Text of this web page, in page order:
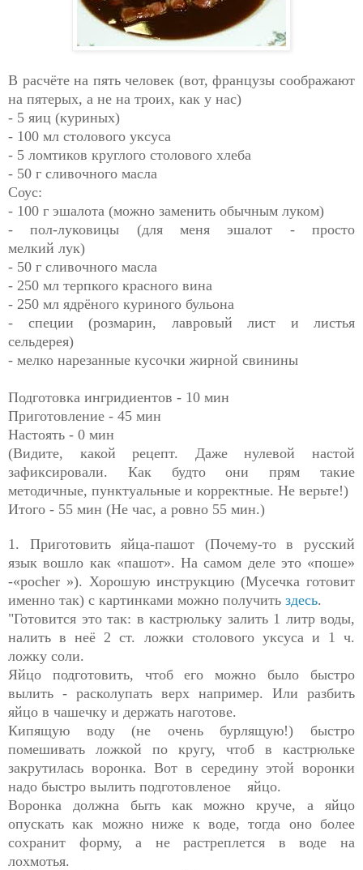
В расчёте на пять человек (вот, французы соображают
на пятерых, а не на троих, как у нас)
- 5 яиц (куриных)
- 100 мл столового уксуса
- 5 ломтиков круглого столового хлеба
- 50 г сливочного масла
Соус:
- 100 г эшалота (можно заменить обычным луком)
- пол-луковицы (для меня эшалот - просто
мелкий лук)
- 50 г сливочного масла
- 250 мл терпкого красного вина
- 250 мл ядрёного куриного бульона
- специи (розмарин, лавровый лист и листья
сельдерея)
- мелко нарезанные кусочки жирной свинины
Подготовка ингридиентов - 10 мин
Приготовление - 45 мин
Настоять - 0 мин
(Видите, какой рецепт. Даже нулевой настой
зафиксировали. Как будто они прям такие
методичные, пунктуальные и корректные. Не верьте!)
Итого - 55 мин (Не час, а ровно 55 мин.)
1. Приготовить яйца-пашот (Почему-то в русский
язык вошло как «пашот». На самом деле это «поше»
-«pocher »). Хорошую инструкцию (Мусечка готовит
именно так) с картинками можно получить здесь.
"Готовится это так: в кастрюльку залить 1 литр воды,
налить в неё 2 ст. ложки столового уксуса и 1 ч.
ложку соли.
Яйцо подготовить, чтоб его можно было быстро
вылить - расколупать верх например. Или разбить
яйцо в чашечку и держать наготове.
Кипящую воду (не очень бурлящую!) быстро
помешивать ложкой по кругу, чтоб в кастрюльке
закрутилась воронка. Вот в середину этой воронки
надо быстро вылить подготовленое яйцо.
Воронка должна быть как можно круче, а яйцо
опускать как можно ниже к воде, тогда оно более
сохранит форму, а не растреплется в воде на
лохмотья.